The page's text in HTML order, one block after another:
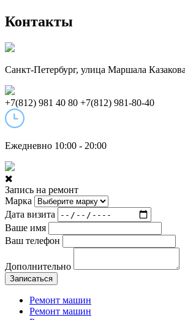
Контакты
Санкт-Петербург, улица Маршала
+7(812) 981 40 80 +7(812) 981-80-40
Ежедневно 10:00 - 20:00
Запись на ремонт
Марка
Дата визита
Ваше имя
Ваш телефон
Дополнительно
Записаться
Ремонт машин
Ремонт машин